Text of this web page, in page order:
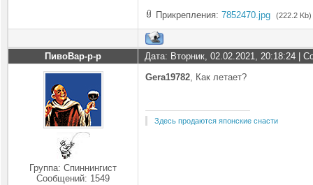
Прикрепления: 7852470.jpg (222.2 Kb)
ПивоВар-р-р Дата: Вторник, 02.02.2021, 20:18:24 |
Группа: Спиннингист
Сообщений: 1549
Gera19782, Как летает?
Здесь продаются японские снасти